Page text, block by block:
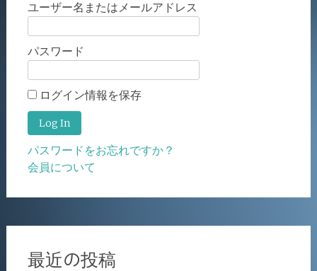
ユーザー名またはメールアドレス
パスワード
ログイン情報を保存
パスワードをお忘れですか？
会員について
最近の投稿